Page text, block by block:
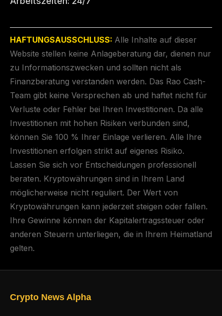
HAFTUNGSAUSSCHLUSS: Alle Inhalte auf dieser
Website stellen keine Anlageberatung dar, dienen nur
zu Informationszwecken und sollten nicht als
Finanzberatung verstanden werden. Das Rao Cash-
Team gibt keine Versprechen ab und haftet nicht für
Verluste oder Fehler bei Ihren Investitionen. Da alle
Investitionen mit hohen Risiken verbunden sind,
können Sie 100 % Ihrer Einlage verlieren. Alle Ihre
Investitionen erfolgen strikt auf eigenes Risiko.
Lassen Sie sich vor Entscheidungen professionell
beraten. Kryptowährungen sind in Ihrem Land
möglicherweise nicht reguliert. Der Wert von
Kryptowährungen kann jederzeit steigen oder fallen.
Ihre Gewinne können der Kapitalertragssteuer oder
anderen Steuern unterliegen, die in Ihrem Heimatland
gelten.
Crypto News Alpha